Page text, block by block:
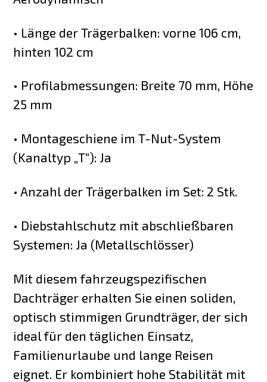
• Länge der Trägerbalken: vorne 106 cm,
hinten 102 cm
• Profilabmessungen: Breite 70 mm, Höhe
25 mm
• Montageschiene im T-Nut-System
(Kanaltyp „T“): Ja
• Anzahl der Trägerbalken im Set: 2 Stk.
• Diebstahlschutz mit abschließbaren
Systemen: Ja (Metallschlösser)
Mit diesem fahrzeugspezifischen
Dachträger erhalten Sie einen soliden,
optisch stimmigen Grundträger, der sich
ideal für den täglichen Einsatz,
Familienurlaube und lange Reisen
eignet. Er kombiniert hohe Stabilität mit